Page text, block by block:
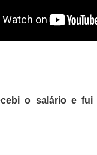
o salário e